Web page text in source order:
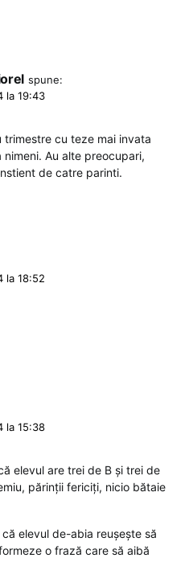
spune:
la 19:43
trimestre cu teze mai invata
Au alte preocupari,
de catre parinti.
la 18:52
la 15:38
elevul are trei de B și trei de
părinții fericiți, nicio bătaie
elevul de-abia reușește să
o frază care să aibă